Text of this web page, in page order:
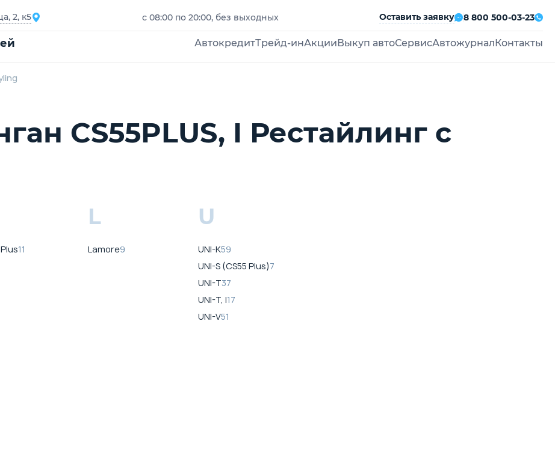
2, к5 с 08:00 по 20:00, без выходных Оставить заявку 8 800 500-03-23
АвтокредитТрейд-инАкции Выкуп автоСервисАвтожурнал Контакты
CS55PLUS, I Рестайлинг с
11
L
Lamore9
U
UNI-K59
UNI-S (CS55 Plus)7
UNI-T37
UNI-T, I17
UNI-V51